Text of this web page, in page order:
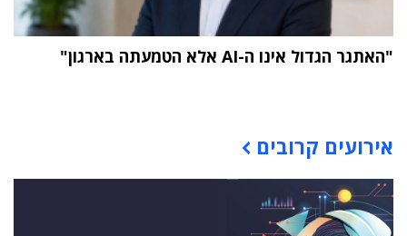
"האתגר הגדול אינו ה-AI אלא הטמעתה בארגון"
אירועים קרובים